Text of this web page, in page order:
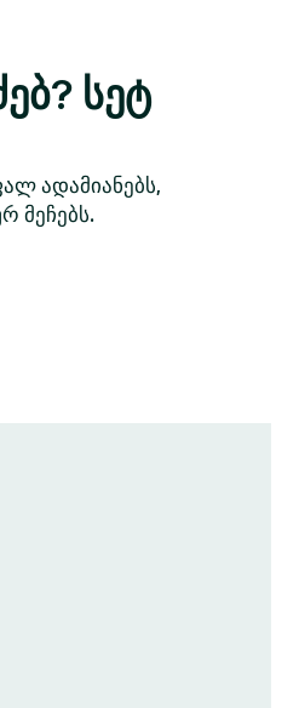
სეტ
ადამიანებს,
მეჩებს.